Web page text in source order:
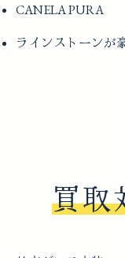
CANELA PURA
ラインストーンが
買取